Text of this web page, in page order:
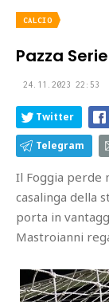
CALCIO
Pazza
24.11.2023 22:53
Twitter
Telegram
Il Foggia perde
casalinga della
porta in
Mastroianni